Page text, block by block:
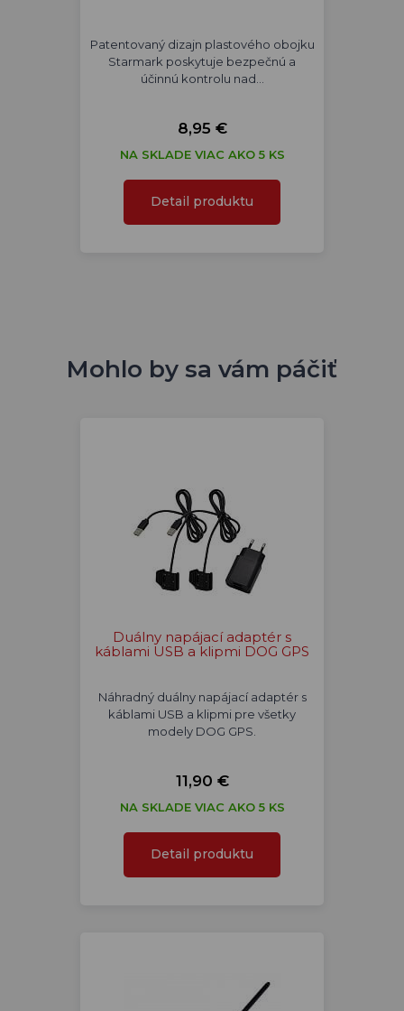
Patentovaný dizajn plastového obojku
Starmark poskytuje bezpečnú a
účinnú kontrolu nad…
8,95 €
NA SKLADE VIAC AKO 5 KS
Detail produktu
Mohlo by sa vám páčiť
Duálny napájací adaptér s
káblami USB a klipmi DOG GPS
Náhradný duálny napájací adaptér s
káblami USB a klipmi pre všetky
modely DOG GPS.
11,90 €
NA SKLADE VIAC AKO 5 KS
Detail produktu